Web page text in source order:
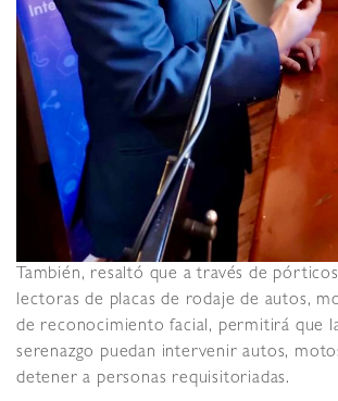
También, resaltó que a través de
lectoras de placas de rodaje de autos,
de reconocimiento facial, permitirá que
serenazgo puedan intervenir autos,
detener a personas requisitoriadas.